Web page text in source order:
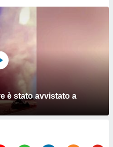
è stato avvistato a